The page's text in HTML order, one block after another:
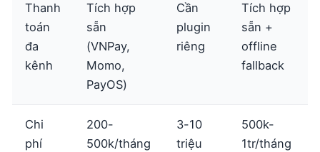
Thanh
toán
đa
kênh
Tích hợp
sẵn
(VNPay,
Momo,
PayOS)
Cần
plugin
riêng
Tích hợp
sẵn +
offline
fallback
Chi
phí
200-
500k/tháng
3-10
triệu
500k-
1tr/tháng